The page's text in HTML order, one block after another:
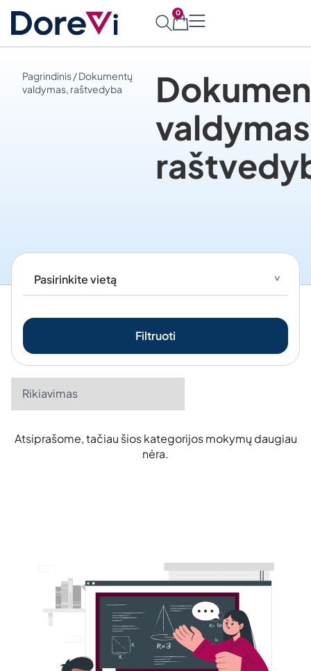
0
Pagrindinis/ Dokumentų
valdymas, raštvedyba
Filtruoti
Atsiprašome, tačiau šios kategorijos mokymų daugiau
nėra.